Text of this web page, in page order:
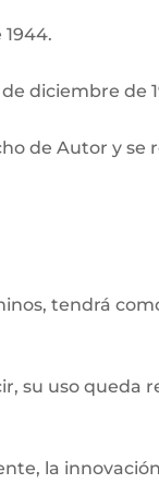
diciembre de
de Autor y se
tendrá
su uso queda
la